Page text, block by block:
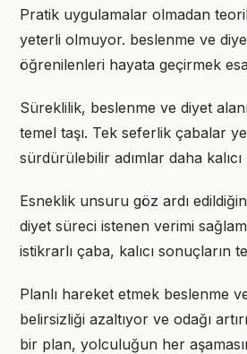
Pratik uygulamalar olmadan
yeterli olmuyor. beslenme ve
öğrenilenleri hayata geçirmek
Süreklilik, beslenme ve diyet
temel taşı. Tek seferlik çabalar
sürdürülebilir adımlar daha
Esneklik unsuru göz ardı
diyet süreci istenen verimi
istikrarlı çaba, kalıcı sonuçların
Planlı hareket etmek beslenme
belirsizliği azaltıyor ve odağı
bir plan, yolculuğun her